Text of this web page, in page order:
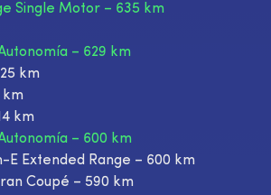
Single Motor – 635 km
– 629 km
km
km
km
– 600 km
E Extended Range – 600 km
Coupé – 590 km